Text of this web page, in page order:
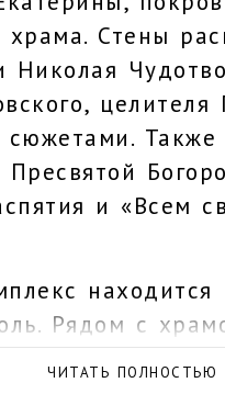
храма. Стены
Николая
целителя
сюжетами.
и «Всем
Рядом с
и
ЧИТАТЬ ПОЛНОСТЬЮ